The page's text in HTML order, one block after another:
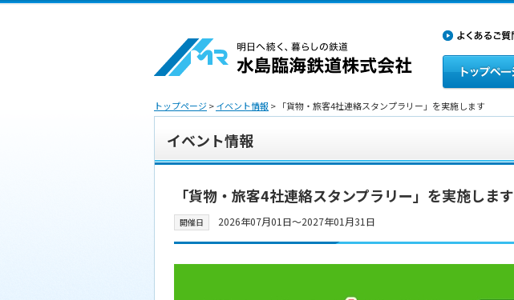
トップページ>イベント情報> 「貨物・旅客4社連絡スタンプラリー」を実施します
イベント情報
「貨物・旅客4社連絡スタンプラリー」を実施します
開催日 2026年07月01日〜2027年01月31日